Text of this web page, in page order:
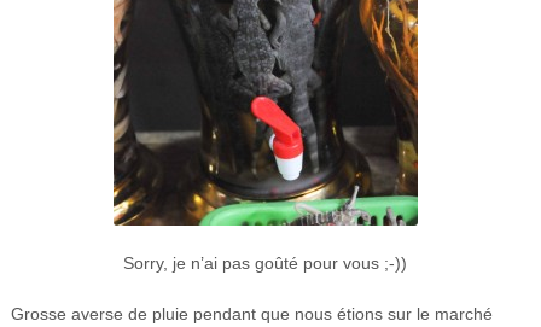
Sorry, je n’ai pas goûté pour vous ;-))
Grosse averse de pluie pendant que nous étions sur le marché